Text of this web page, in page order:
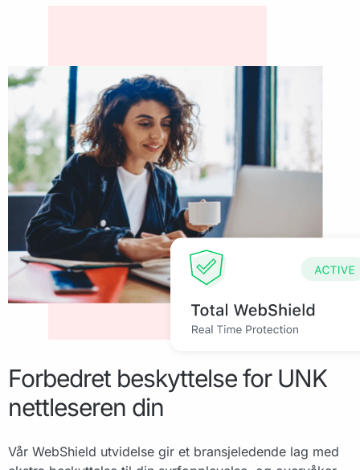
Forbedret beskyttelse for UNK
nettleseren din
Vår WebShield utvidelse gir et bransjeledende lag med